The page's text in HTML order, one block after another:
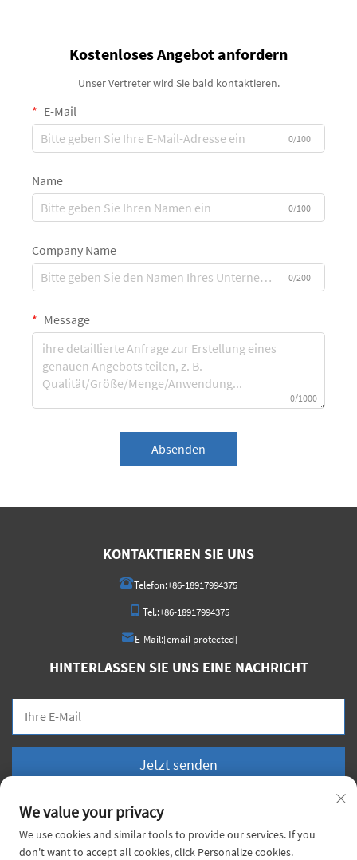
Kostenloses Angebot anfordern
Unser Vertreter wird Sie bald kontaktieren.
E-Mail
0/100
Name
0/100
Company Name
0/200
Message
0/1000
Absenden
KONTAKTIEREN SIE UNS
Telefon:+86-18917994375
Tel.:+86-18917994375
E-Mail:[email protected]
HINTERLASSEN SIE UNS EINE NACHRICHT
Jetzt senden
We value your privacy
We use cookies and similar tools to provide our services. If you
don't want to accept all cookies, click Personalize cookies.